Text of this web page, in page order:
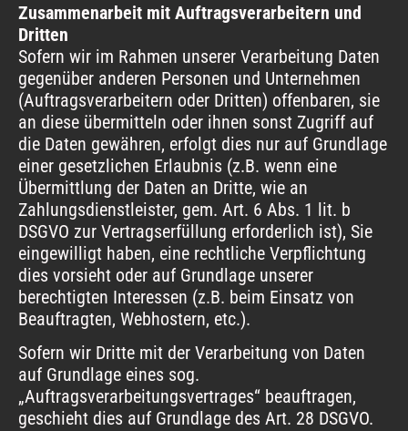
Zusammenarbeit mit Auftragsverarbeitern und
Dritten
Sofern wir im Rahmen unserer Verarbeitung Daten
gegenüber anderen Personen und Unternehmen
(Auftragsverarbeitern oder Dritten) offenbaren, sie
an diese übermitteln oder ihnen sonst Zugriff auf
die Daten gewähren, erfolgt dies nur auf Grundlage
einer gesetzlichen Erlaubnis (z.B. wenn eine
Übermittlung der Daten an Dritte, wie an
Zahlungsdienstleister, gem. Art. 6 Abs. 1 lit. b
DSGVO zur Vertragserfüllung erforderlich ist), Sie
eingewilligt haben, eine rechtliche Verpflichtung
dies vorsieht oder auf Grundlage unserer
berechtigten Interessen (z.B. beim Einsatz von
Beauftragten, Webhostern, etc.).
Sofern wir Dritte mit der Verarbeitung von Daten
auf Grundlage eines sog.
„Auftragsverarbeitungsvertrages“ beauftragen,
geschieht dies auf Grundlage des Art. 28 DSGVO.